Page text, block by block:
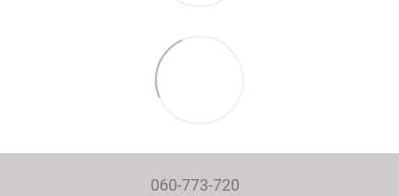
060-773-720